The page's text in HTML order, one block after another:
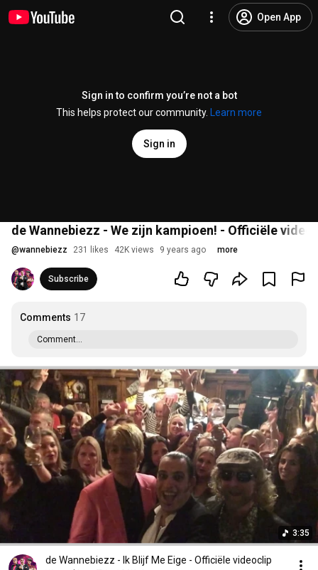
Open App
Sign in to confirm you’re not a bot
This helps protect our community.
Learn more
Sign in
de Wannebiezz - We zijn kampioen! - Officiële
@wannebiezz 231 likes 42K views 9 years ago more
Subscribe
Comments 17
Comment...
3:35
de Wannebiezz - Ik Blijf Me Eige - Officiële videoclip